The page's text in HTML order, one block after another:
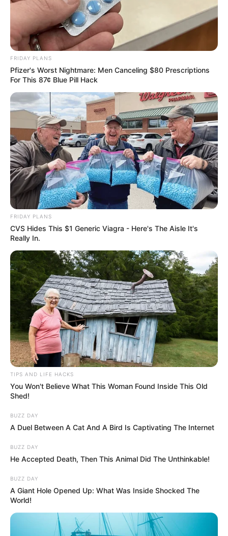
FRIDAY PLANS
Pfizer's Worst Nightmare: Men Canceling $80 Prescriptions
For This 87¢ Blue Pill Hack
FRIDAY PLANS
CVS Hides This $1 Generic Viagra - Here's The Aisle It's
Really In.
TIPS AND LIFE HACKS
You Won't Believe What This Woman Found Inside This Old
Shed!
BUZZ DAY
A Duel Between A Cat And A Bird Is Captivating The Internet
BUZZ DAY
He Accepted Death, Then This Animal Did The Unthinkable!
BUZZ DAY
A Giant Hole Opened Up: What Was Inside Shocked The
World!